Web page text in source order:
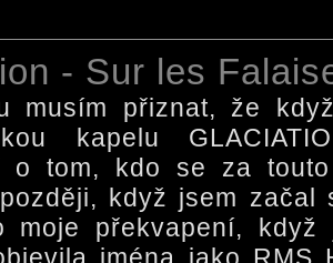
- Sur les
musím přiznat, že
kapelu
o tom, kdo se za
když jsem začal
moje překvapení, když